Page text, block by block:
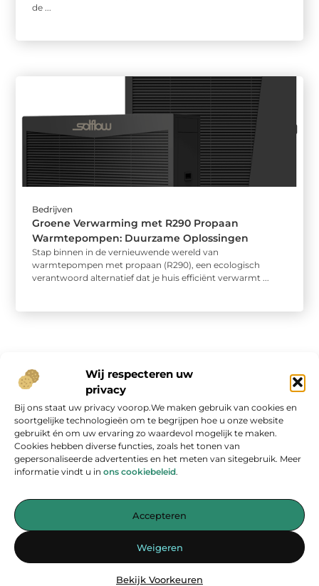
Wij respecteren uw
privacy
Bij ons staat uw privacy voorop.We maken gebruik van cookies en
soortgelijke technologieën om te begrijpen hoe u onze website
gebruikt én om uw ervaring zo waardevol mogelijk te maken.
Cookies hebben diverse functies, zoals het tonen van
gepersonaliseerde advertenties en het meten van sitegebruik. Meer
informatie vindt u in ons cookiebeleid.
Accepteren
Weigeren
Bekijk Voorkeuren
de ...
Bedrijven
Groene Verwarming met R290 Propaan
Warmtepompen: Duurzame Oplossingen
Stap binnen in de vernieuwende wereld van
warmtepompen met propaan (R290), een ecologisch
verantwoord alternatief dat je huis efficiënt verwarmt ...
Jouw bron voor inspirerende blogs en waardevolle inzichten
— Laat je inspireren door verhelderende verhalen, praktische tips
Begin vandaag nog met ontdekken op
Onze informatie